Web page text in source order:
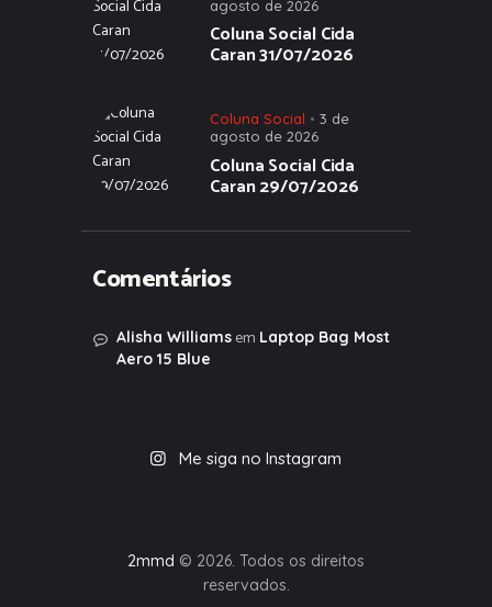
agosto de 2026
Coluna Social Cida
Caran 31/07/2026
Coluna Social
3 de
agosto de 2026
Coluna Social Cida
Caran 29/07/2026
Comentários
Alisha Williamsem Laptop Bag Most
Aero 15 Blue
Me siga no Instagram
2mmd © 2026. Todos os direitos
reservados.